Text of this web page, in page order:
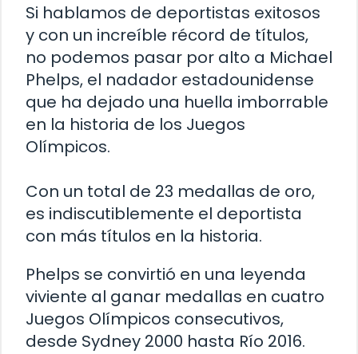
Si hablamos de deportistas exitosos
y con un increíble récord de títulos,
no podemos pasar por alto a Michael
Phelps, el nadador estadounidense
que ha dejado una huella imborrable
en la historia de los Juegos
Olímpicos.
Con un total de 23 medallas de oro,
es indiscutiblemente el deportista
con más títulos en la historia.
Phelps se convirtió en una leyenda
viviente al ganar medallas en cuatro
Juegos Olímpicos consecutivos,
desde Sydney 2000 hasta Río 2016.